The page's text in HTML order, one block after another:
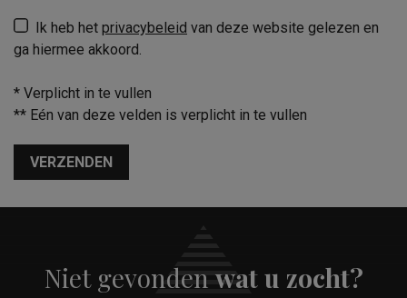
Ik heb het privacybeleid van deze website gelezen en
ga hiermee akkoord.
* Verplicht in te vullen
** Eén van deze velden is verplicht in te vullen
VERZENDEN
Niet gevondenwat u zocht?